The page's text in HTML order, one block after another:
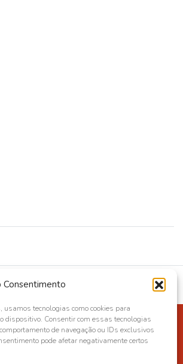
Consentimento
usamos tecnologias como cookies para
dispositivo. Consentir com essas tecnologias
de navegação ou IDs exclusivos
pode afetar negativamente certos